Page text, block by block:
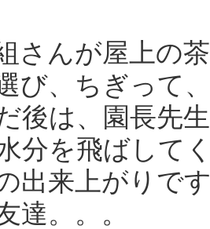
さんが屋上の
び、ちぎって
後は、園長先
分を飛ばして
出来上がりで
達。。。